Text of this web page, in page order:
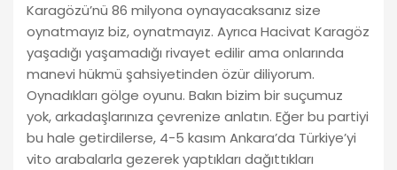
Karagözü’nü 86 milyona oynayacaksanız size
oynatmayız biz, oynatmayız. Ayrıca Hacivat Karagöz
yaşadığı yaşamadığı rivayet edilir ama onlarında
manevi hükmü şahsiyetinden özür diliyorum.
Oynadıkları gölge oyunu. Bakın bizim bir suçumuz
yok, arkadaşlarınıza çevrenize anlatın. Eğer bu partiyi
bu hale getirdilerse, 4-5 kasım Ankara’da Türkiye’yi
vito arabalarla gezerek yaptıkları dağıttıkları